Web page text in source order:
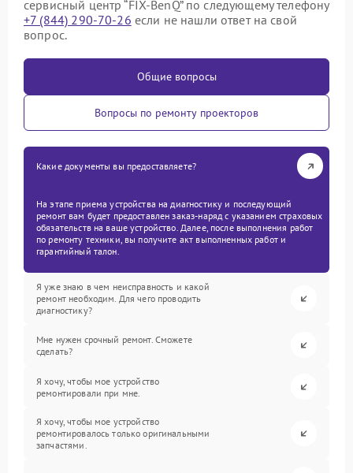
сервисный центр “FIX-BenQ” по следующему телефону
+7 (844) 290-70-26 если не нашли ответ на свой
вопрос.
Общие вопросы
Вопросы по ремонту проекторов
Какие документы вы предоставляете?
На этапе приема устройства на диагностику и последующий
ремонт вам будет предоставлен заказ-наряд с указанием страховых
обязательств на ваше устройство. Далее, после выполнения работ
по ремонту техники, вы получите акт выполненных работ и
гарантийный талон.
Я уже знаю в чем неисправность и какой
ремонт необходим. Для чего проводить
диагностику?
Мне нужен срочный ремонт. Сможете
сделать?
Я хочу, чтобы мое устройство
ремонтировали при мне.
Я хочу, чтобы мое устройство
ремонтировалось только оригинальными
запчастями.